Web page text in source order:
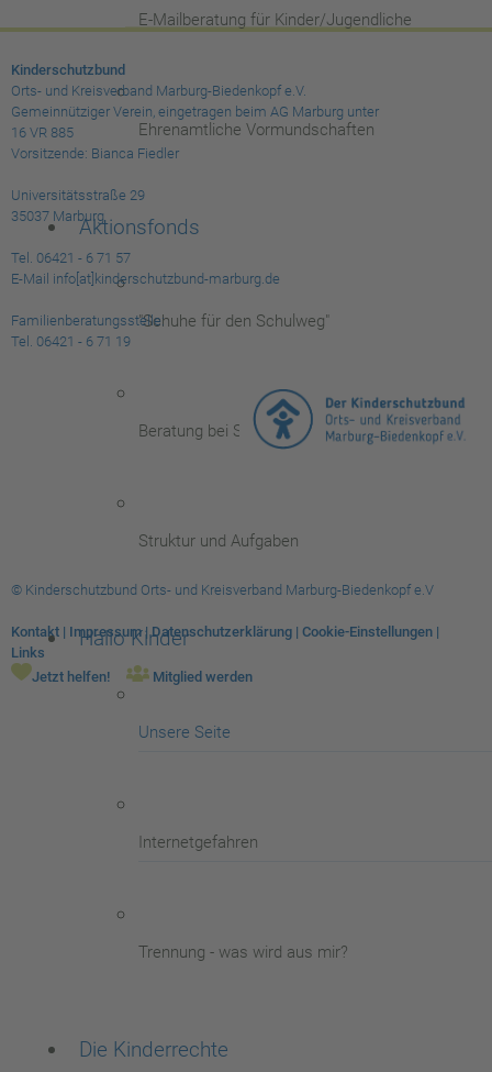
E-Mailberatung für Kinder/Jugendliche
Ehrenamtliche Vormundschaften
Aktionsfonds
"Schuhe für den Schulweg"
Beratung bei Schulkindarmut
Struktur und Aufgaben
Hallo Kinder
Unsere Seite
Internetgefahren
Trennung - was wird aus mir?
Die Kinderrechte
Kinderschutzbund
Orts- und Kreisverband Marburg-Biedenkopf e.V.
Gemeinnütziger Verein, eingetragen beim AG Marburg unter
16 VR 885
Vorsitzende: Bianca Fiedler
Universitätsstraße 29
35037 Marburg
Tel. 06421 - 6 71 57
E-Mail info[at]kinderschutzbund-marburg.de
Familienberatungsstelle:
Tel. 06421 - 6 71 19
© Kinderschutzbund Orts- und Kreisverband Marburg-Biedenkopf e.V
Kontakt | Impressum|Datenschutzerklärung | Cookie-Einstellungen |
Links
Jetzt helfen!
Mitglied werden